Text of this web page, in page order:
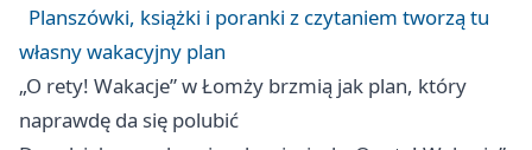
Planszówki, książki i poranki z czytaniem tworzą tu
własny wakacyjny plan
„O rety! Wakacje” w Łomży brzmią jak plan, który
naprawdę da się polubić